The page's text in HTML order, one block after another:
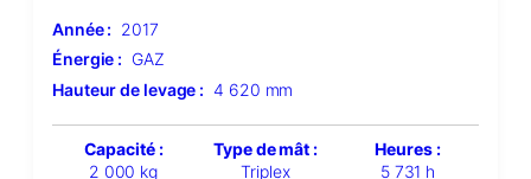
Année : 2017
Énergie : GAZ
Hauteur de levage : 4 620 mm
Capacité :
2 000 kg
Type de mât :
Triplex
Heures :
5 731 h